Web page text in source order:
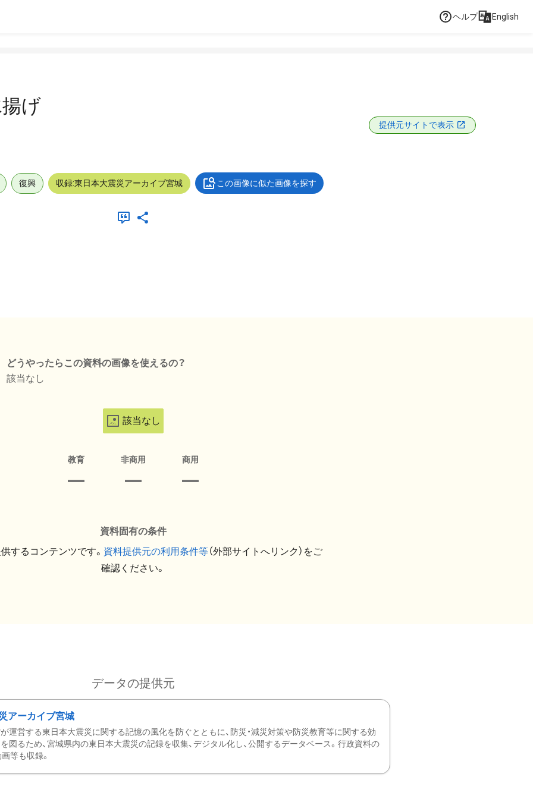
ヘルプ English
げ
提供元サイトで表示
復興 収録:東日本大震災アーカイブ宮城 この画像に似た画像を探す
どうやったらこの資料の画像を使えるの？
該当なし
該当なし
教育 非商用 商用
資料固有の条件
するコンテンツです。 資料提供元の利用条件等（外部サイトへリンク）をご
確認ください。
データの提供元
アーカイブ宮城
運営する東日本大震災に関する記憶の風化を防ぐとともに、防災・減災対策や防災教育等に関する効
図るため、宮城県内の東日本大震災の記録を収集、デジタル化し、公開するデータベース。行政資料の
等も収録。